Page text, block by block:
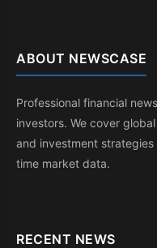
ABOUT NEWSCASE
Professional financial
investors. We cover
and investment
time market data.
RECENT NEWS